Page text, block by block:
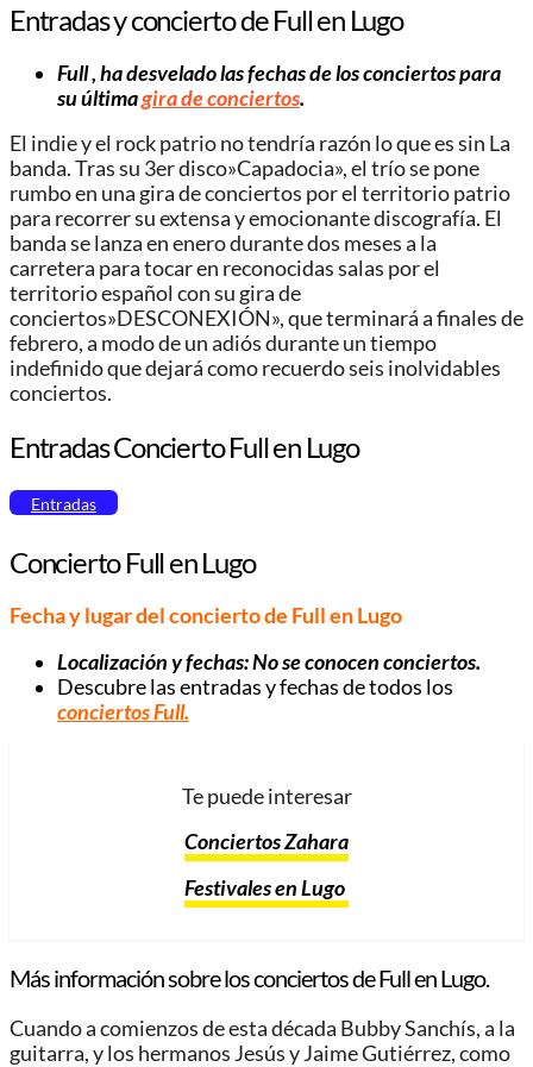
Entradas y concierto de Full en Lugo
Full , ha desvelado las fechas de los conciertos para
su últimagira de conciertos.
El indie y el rock patrio no tendría razón lo que es sin La
banda. Tras su 3er disco»Capadocia», el trío se pone
rumbo en una gira de conciertos por el territorio patrio
para recorrer su extensa y emocionante discografía. El
banda se lanza en enero durante dos meses a la
carretera para tocar en reconocidas salas por el
territorio español con su gira de
conciertos»DESCONEXIÓN», que terminará a finales de
febrero, a modo de un adiós durante un tiempo
indefinido que dejará como recuerdo seis inolvidables
conciertos.
Entradas Concierto Full en Lugo
Entradas
Concierto Full en Lugo
Fecha y lugar del concierto de Full en Lugo
Localización y fechas:No se conocen conciertos.
Descubre las entradas y fechas de todos los
conciertos Full.
Te puede interesar
Conciertos Zahara
Festivales en Lugo
Más información sobre los conciertos de Full en Lugo.
Cuando a comienzos de esta década Bubby Sanchís, a la
guitarra, y los hermanos Jesús y Jaime Gutiérrez, como